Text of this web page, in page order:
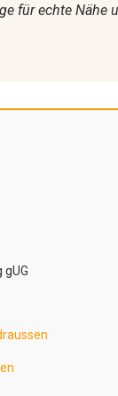
für echte Nähe
gUG